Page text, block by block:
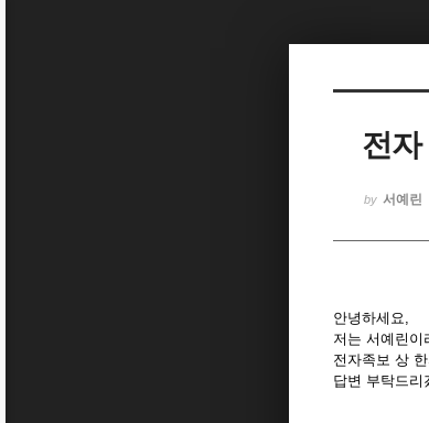
전자
by 서예린
안녕하세요,
저는 서예린이
전자족보 상
답변 부탁드리
Sketchbook5, 스케치북5
Sketchbook5, 스케치북5